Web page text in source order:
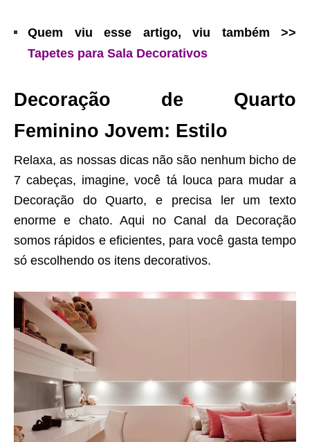
Quem viu esse artigo, viu também >>
Tapetes para Sala Decorativos
Decoração de Quarto
Feminino Jovem: Estilo
Relaxa, as nossas dicas não são nenhum bicho de
7 cabeças, imagine, você tá louca para mudar a
Decoração do Quarto, e precisa ler um texto
enorme e chato. Aqui no Canal da Decoração
somos rápidos e eficientes, para você gasta tempo
só escolhendo os itens decorativos.